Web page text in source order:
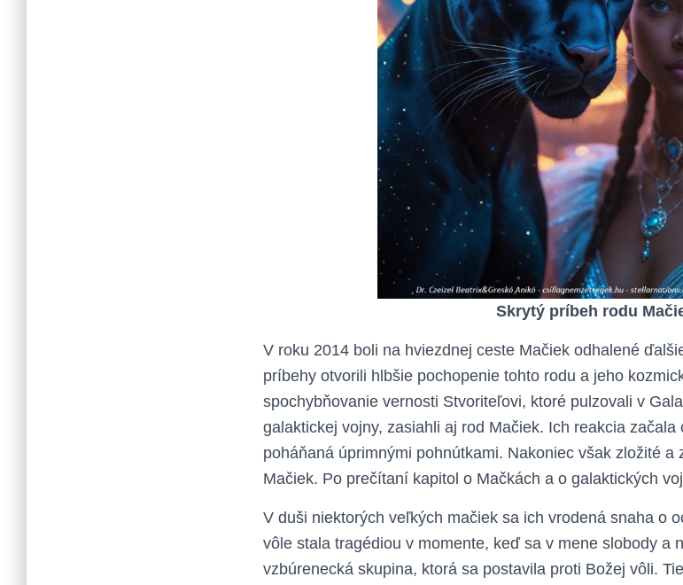
Skrytý príbeh rodu
V roku 2014 boli na hviezdnej ceste Mačiek odhalené
príbehy otvorili hlbšie pochopenie tohto rodu a jeho
spochybňovanie vernosti Stvoriteľovi, ktoré pulzovali v
galaktickej vojny, zasiahli aj rod Mačiek. Ich reakcia
poháňaná úprimnými pohnútkami. Nakoniec však zložité a
Mačiek. Po prečítaní kapitol o Mačkách a o galaktických
V duši niektorých veľkých mačiek sa ich vrodená snaha o
vôle stala tragédiou v momente, keď sa v mene slobody a
vzbúrenecká skupina, ktorá sa postavila proti Božej vôli.